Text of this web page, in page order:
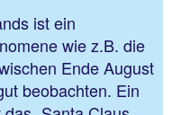
ist ein
wie z.B. die
Ende August
beobachten. Ein